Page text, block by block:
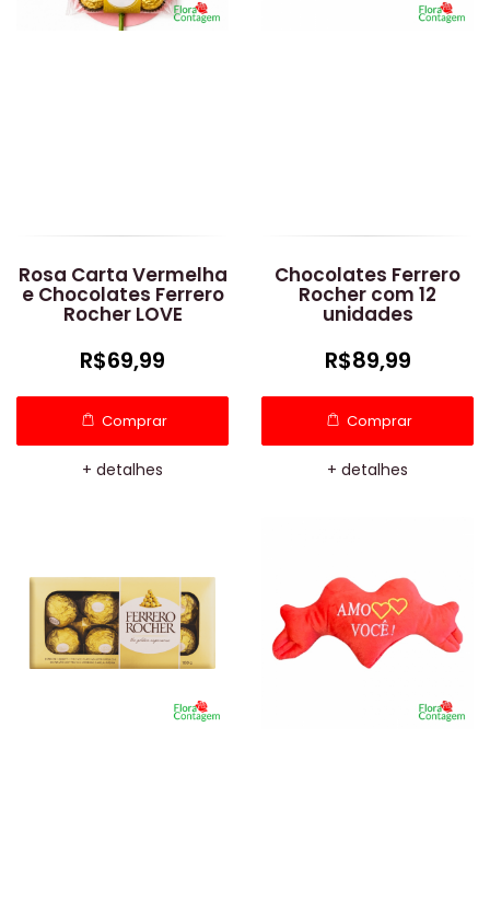
Rosa Carta Vermelha
e Chocolates Ferrero
Rocher LOVE
R$69,99
Comprar
+ detalhes
Chocolates Ferrero
Rocher com 12
unidades
R$89,99
Comprar
+ detalhes